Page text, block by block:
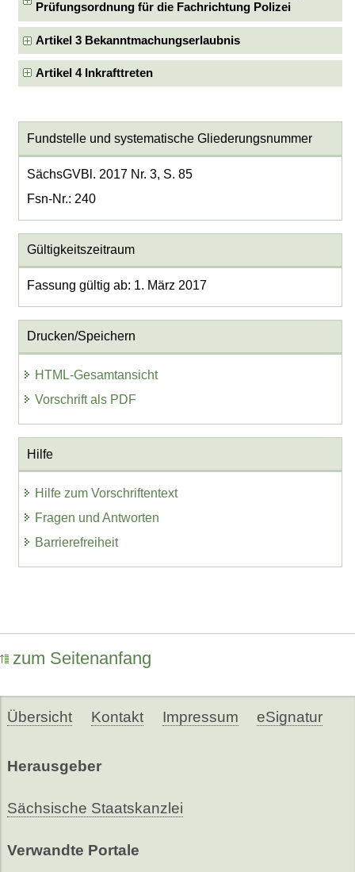
Prüfungsordnung für die Fachrichtung Polizei
Artikel 3 Bekanntmachungserlaubnis
Artikel 4 Inkrafttreten
Fundstelle und systematische Gliederungsnummer
SächsGVBl. 2017 Nr. 3, S. 85
Fsn-Nr.: 240
Gültigkeitszeitraum
Fassung gültig ab: 1. März 2017
Drucken/Speichern
HTML-Gesamtansicht
Vorschrift als PDF
Hilfe
Hilfe zum Vorschriftentext
Fragen und Antworten
Barrierefreiheit
zum Seitenanfang
Übersicht Kontakt Impressum eSignatur
Herausgeber
Sächsische Staatskanzlei
Verwandte Portale